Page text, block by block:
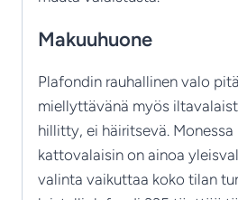
Makuuhuone
Plafondin rauhallinen valo
miellyttävänä myös
hillitty, ei häiritsevä. Monessa
kattovalaisin on ainoa
valinta vaikuttaa koko tilan